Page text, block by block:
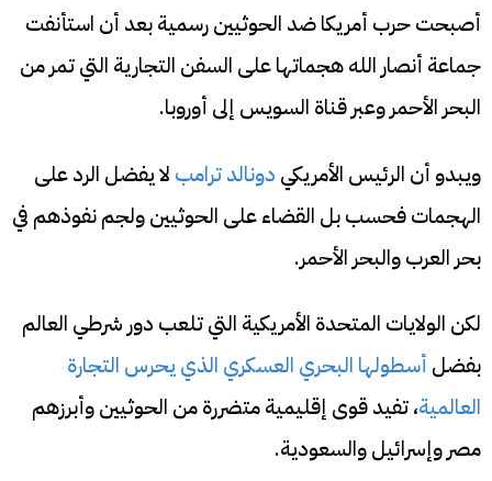
أصبحت حرب أمريكا ضد الحوثيين رسمية بعد أن استأنفت
جماعة أنصار الله هجماتها على السفن التجارية التي تمر من
البحر الأحمر وعبر قناة السويس إلى أوروبا.
ويبدو أن الرئيس الأمريكي دونالد ترامب لا يفضل الرد على
الهجمات فحسب بل القضاء على الحوثيين ولجم نفوذهم في
بحر العرب والبحر الأحمر.
لكن الولايات المتحدة الأمريكية التي تلعب دور شرطي العالم
بفضل أسطولها البحري العسكري الذي يحرس التجارة
العالمية، تفيد قوى إقليمية متضررة من الحوثيين وأبرزهم
مصر وإسرائيل والسعودية.